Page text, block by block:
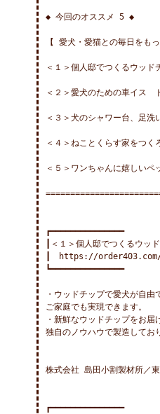
◆ 今回のオススメ 5 ◆
【 愛犬・愛猫との毎日をも
＜１＞個人邸でつくるウッド
＜２＞愛犬のための車イス　
＜３＞犬のシャワー台、足洗
＜４＞ねことくらす家をつく
＜５＞ワンちゃんに嬉しいペ
┏━━━━━━━━━━━━━━━
┃＜１＞個人邸でつくるウッ
┃　https://
┗━━━━━━━━━━━━━━━
・ウッドチップで愛犬が自由
ご家庭でも実現できます。
・新鮮なウッドチップをお届
独自のノウハウで製造してお
株式会社 島田小割製材所／
┏━━━━━━━━━━━━━━━